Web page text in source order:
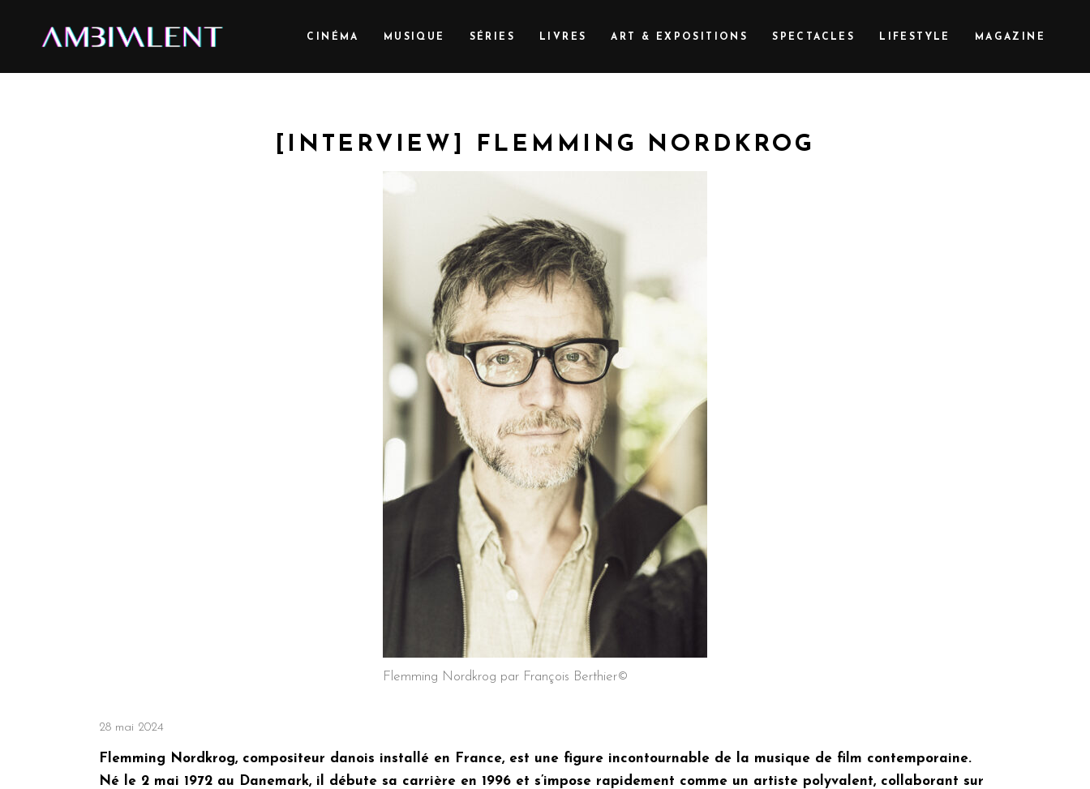
CINÉMA MUSIQUE SÉRIES LIVRES ART & EXPOSITIONS SPECTACLES LIFESTYLE MAGAZINE
[INTERVIEW] FLEMMING NORDKROG
Flemming Nordkrog par François Berthier©
28 mai 2024
Flemming Nordkrog, compositeur danois installé en France, est une figure incontournable de la musique de film contemporaine.
Né le 2 mai 1972 au Danemark, il débute sa carrière en 1996 et s’impose rapidement comme un artiste polyvalent, collaborant sur